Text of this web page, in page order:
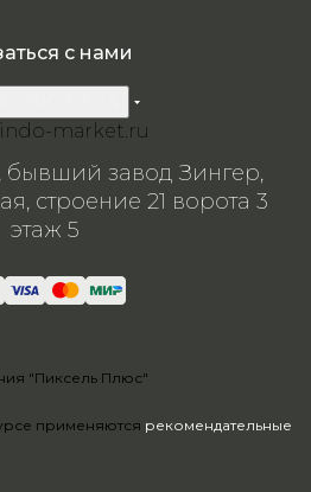
применяются рекомендательные
с нами
market.ru
бывший завод Зингер,
строение 21 ворота 3
этаж 5
"Пиксель Плюс"